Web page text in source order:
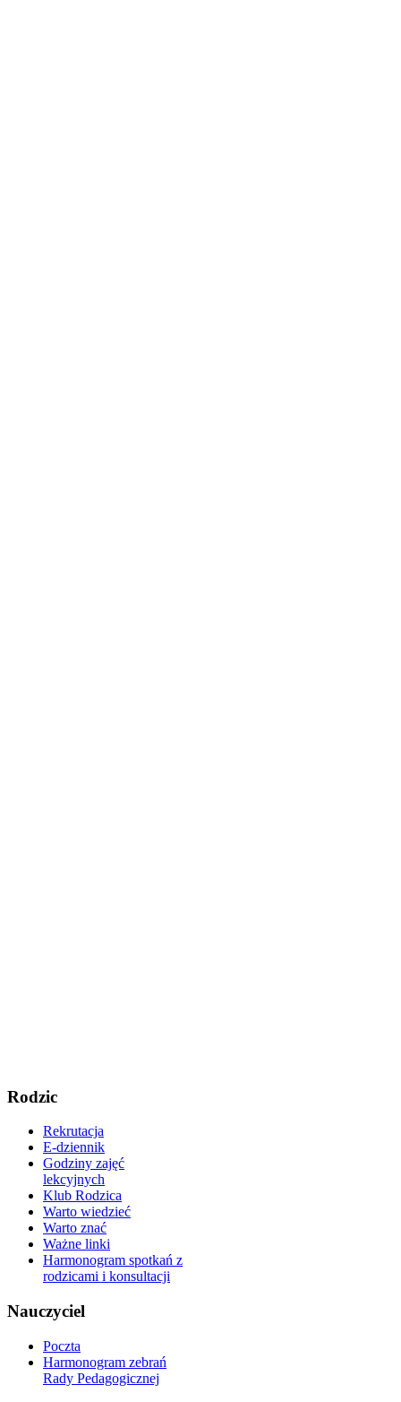
Rodzic
Rekrutacja
E-dziennik
Godziny zajęć
lekcyjnych
Klub Rodzica
Warto wiedzieć
Warto znać
Ważne linki
Harmonogram spotkań z
rodzicami i konsultacji
Nauczyciel
Poczta
Harmonogram zebrań
Rady Pedagogicznej